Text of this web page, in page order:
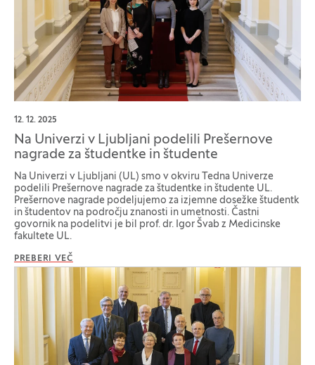
12. 12. 2025
Na Univerzi v Ljubljani podelili Prešernove
nagrade za študentke in študente
Na Univerzi v Ljubljani (UL) smo v okviru Tedna Univerze
podelili Prešernove nagrade za študentke in študente UL.
Prešernove nagrade podeljujemo za izjemne dosežke študentk
in študentov na področju znanosti in umetnosti. Častni
govornik na podelitvi je bil prof. dr. Igor Švab z Medicinske
fakultete UL.
PREBERI VEČ